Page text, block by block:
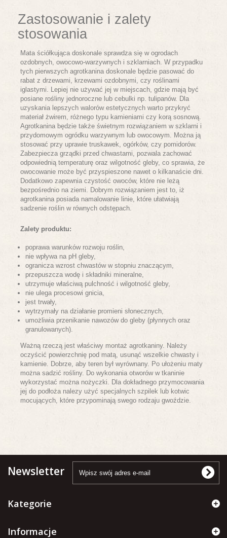
Zastosowanie i zalety
stosowania
Mata ściółkująca doskonale sprawdza się w ogrodach
ozdobnych, owocowo-warzywnych i szklarniach. W przypadku
tych pierwszych agrotkanina doskonale będzie pasować do
rabat z drzewami, krzewami ozdobnymi, czy roślinami
iglastymi. Lepiej nie używać jej w miejscach, gdzie mają być
posiane rośliny jednoroczne lub cebulki np. tulipanów. Dla
uzyskania lepszych walorów estetycznych warto przykryć
materiał żwirem, różnego typu kamieniami czy korą sosnową.
Agrotkanina będzie także świetnym rozwiązaniem w szklarni i
przydomowym ogródku warzywnym lub owocowym. Można ją
stosować przy uprawie truskawek, ogórków, czy pomidorów.
Zabezpiecza grządki przed chwastami, pozwala zachować
odpowiednią temperaturę oraz wilgotność gleby, co sprawia, że
owocowanie może być przyspieszone nawet o kilkanaście dni.
Dodatkowo zapewnia czystość owoców, które nie leżą
bezpośrednio na ziemi. Dobrym rozwiązaniem jest to, iż
agrotkanina posiada namalowanie linie, które ułatwiają
sadzenie roślin w równych odstępach.
Zalety produktu:
poprawa warunków rozwoju roślin,
nie wpływa na pH gleby,
ogranicza wzrost chwastów w stopniu znaczącym,
przepuszcza wodę i składniki mineralne,
utrzymuje właściwą pulchność i wilgotność gleby,
nie ulega procesowi gnicia,
jest trwały,
wytrzymały na działanie promieni słonecznych,
umożliwia przenikanie nawozów do gleby (płynnych oraz
granulowanych).
Ważną rzeczą jest właściwy montaż agrotkaniny. Należy
oczyścić powierzchnię pod matą, usunąć wszelkie chwasty i
kamienie. Dobrze, aby teren był wyrównany. Po ułożeniu maty
można sadzić rośliny. Do wykonania otworów w tkaninie
wykorzystać można nożyczki. Dla dokładnego przymocowania
jej do podłoża nalezy użyć specjalnych szpilek lub kotwic
mocujących, które przypominają swego rodzaju gwoździe.
Newsletter
Kategorie
Informacje